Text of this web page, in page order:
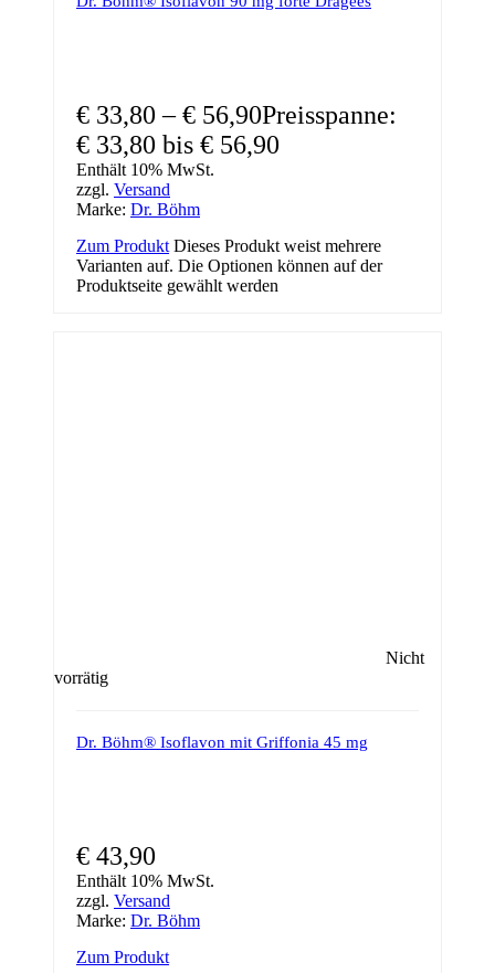
€ 33,80 –€ 56,90Preisspanne:
€ 33,80 bis € 56,90
Enthält 10% MwSt.
zzgl. Versand
Marke: Dr. Böhm
Zum Produkt Dieses Produkt weist mehrere
Varianten auf. Die Optionen können auf der
Produktseite gewählt werden
Nicht
vorrätig
Dr. Böhm® Isoflavon mit Griffonia 45 mg
€ 43,90
Enthält 10% MwSt.
zzgl. Versand
Marke: Dr. Böhm
Zum Produkt